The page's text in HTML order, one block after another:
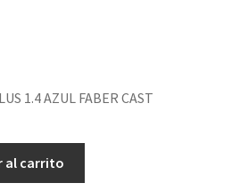
1.4 AZUL FABER CAST
al carrito